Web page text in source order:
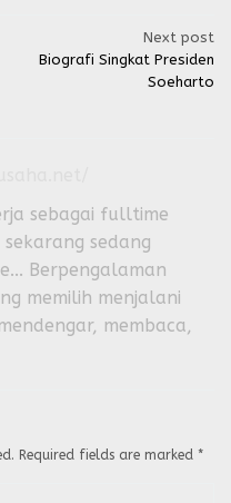
Next post
Biografi Singkat Presiden
Soeharto
sebagai fulltime
sedang
Berpengalaman
memilih menjalani
membaca,
Required fields are marked *